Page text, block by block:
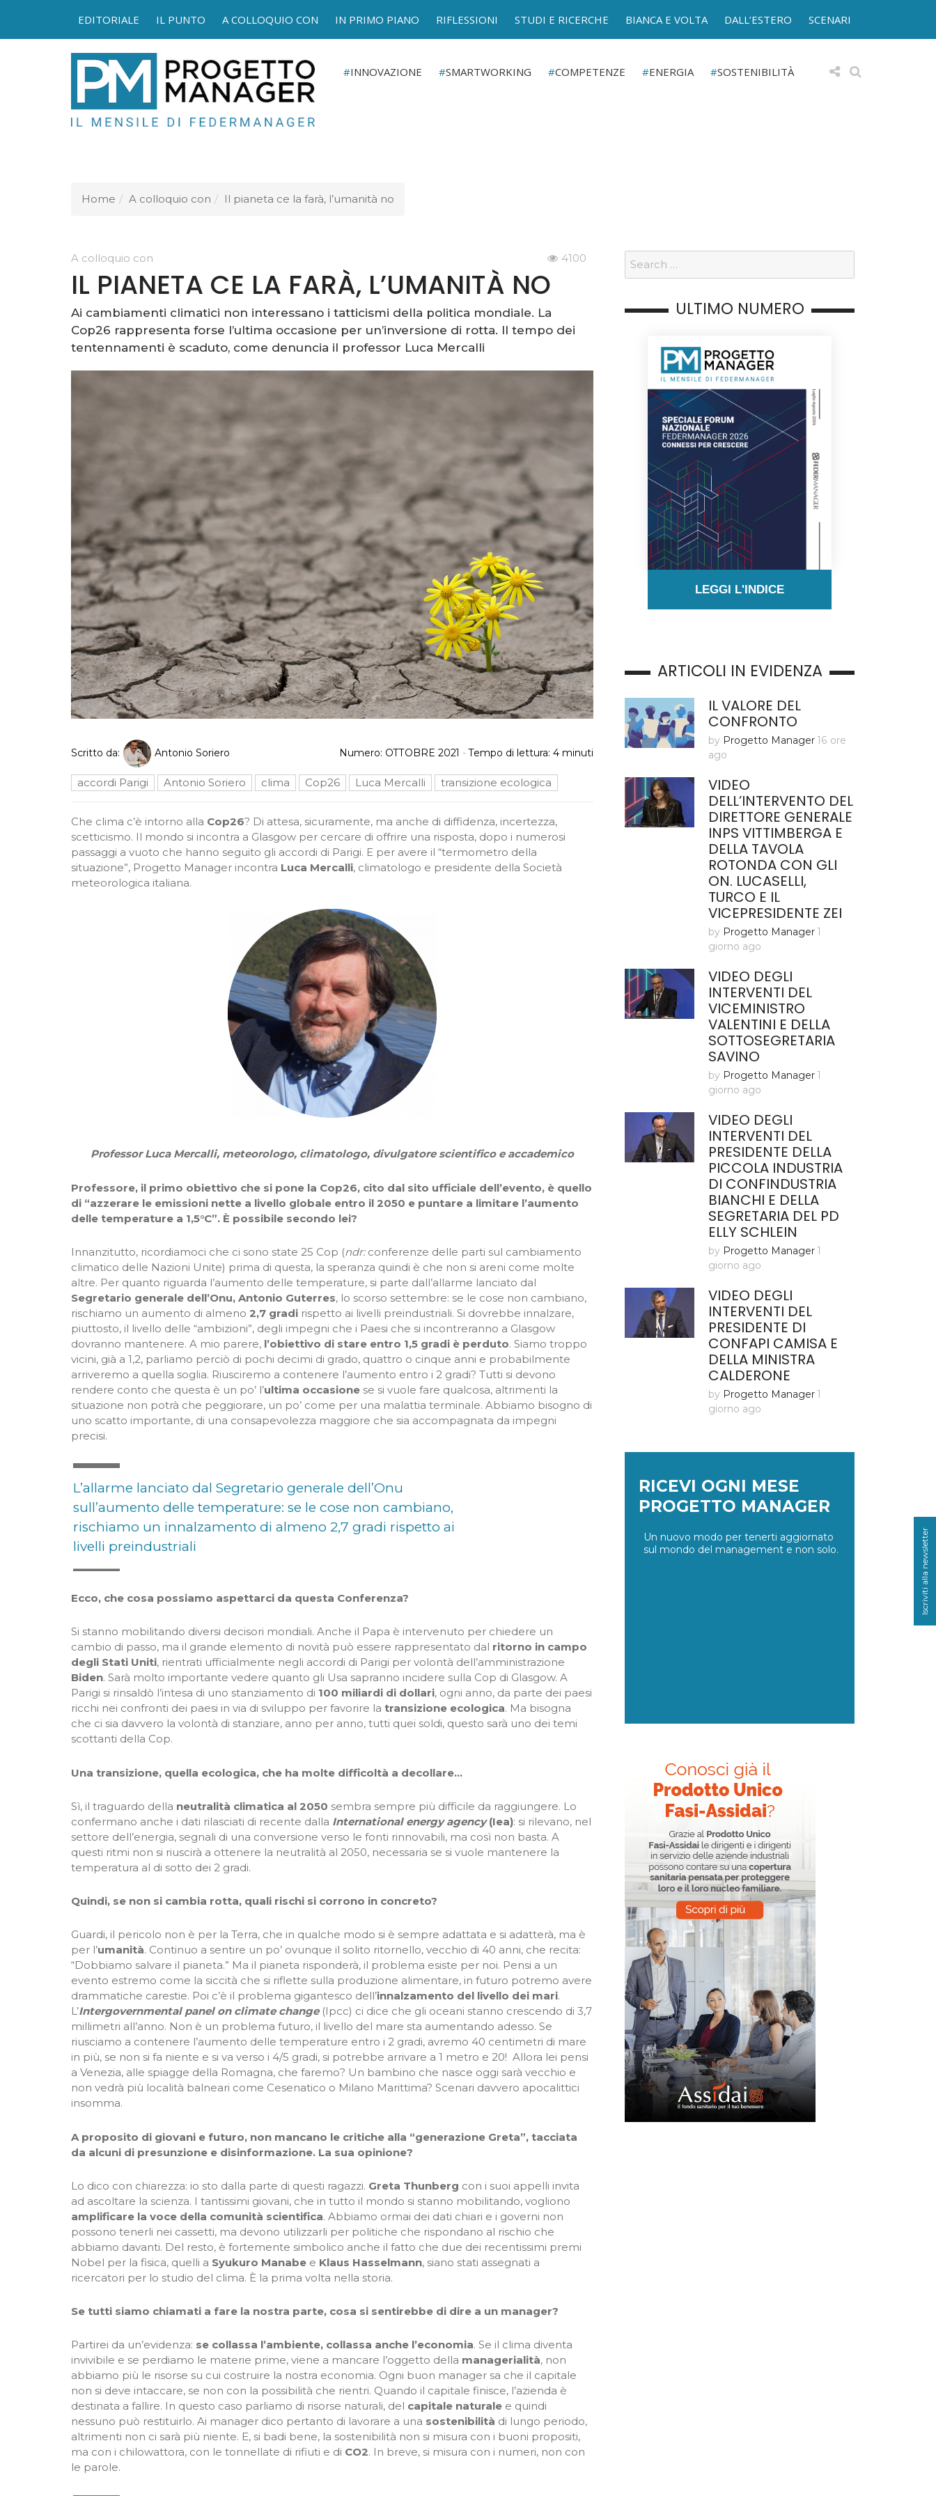
EDITORIALE IL PUNTO A COLLOQUIO CON IN PRIMO PIANO RIFLESSIONI STUDI E RICERCHE BIANCA E VOLTA DALL’ESTERO SCENARI
INNOVAZIONE SMARTWORKING COMPETENZE ENERGIA SOSTENIBILITÀ
Home A colloquio con Il pianeta ce la farà, l’umanità no
A colloquio con 4100
IL PIANETA CE LA FARÀ, L’UMANITÀ NO
Ai cambiamenti climatici non interessano i tatticismi della politica mondiale. La
Cop26 rappresenta forse l’ultima occasione per un’inversione di rotta. Il tempo dei
tentennamenti è scaduto, come denuncia il professor Luca Mercalli
Scritto da: Antonio Soriero Numero: OTTOBRE 2021 -Tempo di lettura: 4 minuti
accordi Parigi Antonio Soriero clima Cop26 Luca Mercalli transizione ecologica
Che clima c’è intorno alla Cop26? Di attesa, sicuramente, ma anche di diffidenza, incertezza,
scetticismo. Il mondo si incontra a Glasgow per cercare di offrire una risposta, dopo i numerosi
passaggi a vuoto che hanno seguito gli accordi di Parigi. E per avere il “termometro della
situazione”, Progetto Manager incontra Luca Mercalli, climatologo e presidente della Società
meteorologica italiana.
Professor Luca Mercalli, meteorologo, climatologo, divulgatore scientifico e accademico
Professore, il primo obiettivo che si pone la Cop26, cito dal sito ufficiale dell’evento, è quello
di “azzerare le emissioni nette a livello globale entro il 2050 e puntare a limitare l’aumento
delle temperature a 1,5°C”. È possibile secondo lei?
Innanzitutto, ricordiamoci che ci sono state 25 Cop (ndr:conferenze delle parti sul cambiamento
climatico delle Nazioni Unite) prima di questa, la speranza quindi è che non si areni come molte
altre. Per quanto riguarda l’aumento delle temperature, si parte dall’allarme lanciato dal
Segretario generale dell’Onu, Antonio Guterres, lo scorso settembre: se le cose non cambiano,
rischiamo un aumento di almeno 2,7 gradi rispetto ai livelli preindustriali. Si dovrebbe innalzare,
piuttosto, il livello delle “ambizioni”, degli impegni che i Paesi che si incontreranno a Glasgow
dovranno mantenere. A mio parere, l’obiettivo di stare entro 1,5 gradi è perduto. Siamo troppo
vicini, già a 1,2, parliamo perciò di pochi decimi di grado, quattro o cinque anni e probabilmente
arriveremo a quella soglia. Riusciremo a contenere l’aumento entro i 2 gradi? Tutti si devono
rendere conto che questa è un po’ l’ultima occasione se si vuole fare qualcosa, altrimenti la
situazione non potrà che peggiorare, un po’ come per una malattia terminale. Abbiamo bisogno di
uno scatto importante, di una consapevolezza maggiore che sia accompagnata da impegni
precisi.
L’allarme lanciato dal Segretario generale dell’Onu
sull’aumento delle temperature: se le cose non cambiano,
rischiamo un innalzamento di almeno 2,7 gradi rispetto ai
livelli preindustriali
Ecco, che cosa possiamo aspettarci da questa Conferenza?
Si stanno mobilitando diversi decisori mondiali. Anche il Papa è intervenuto per chiedere un
cambio di passo, ma il grande elemento di novità può essere rappresentato dal ritorno in campo
degli Stati Uniti, rientrati ufficialmente negli accordi di Parigi per volontà dell’amministrazione
Biden. Sarà molto importante vedere quanto gli Usa sapranno incidere sulla Cop di Glasgow. A
Parigi si rinsaldò l’intesa di uno stanziamento di 100 miliardi di dollari, ogni anno, da parte dei paesi
ricchi nei confronti dei paesi in via di sviluppo per favorire la transizione ecologica. Ma bisogna
che ci sia davvero la volontà di stanziare, anno per anno, tutti quei soldi, questo sarà uno dei temi
scottanti della Cop.
Una transizione, quella ecologica, che ha molte difficoltà a decollare…
Sì, il traguardo della neutralità climatica al 2050 sembra sempre più difficile da raggiungere. Lo
confermano anche i dati rilasciati di recente dalla International energy agency(Iea): si rilevano, nel
settore dell’energia, segnali di una conversione verso le fonti rinnovabili, ma così non basta. A
questi ritmi non si riuscirà a ottenere la neutralità al 2050, necessaria se si vuole mantenere la
temperatura al di sotto dei 2 gradi.
Quindi, se non si cambia rotta, quali rischi si corrono in concreto?
Guardi, il pericolo non è per la Terra, che in qualche modo si è sempre adattata e si adatterà, ma è
per l’umanità. Continuo a sentire un po’ ovunque il solito ritornello, vecchio di 40 anni, che recita:
“Dobbiamo salvare il pianeta.” Ma il pianeta risponderà, il problema esiste per noi. Pensi a un
evento estremo come la siccità che si riflette sulla produzione alimentare, in futuro potremo avere
drammatiche carestie. Poi c’è il problema gigantesco dell’innalzamento del livello dei mari.
L’Intergovernmental panel on climate change(Ipcc) ci dice che gli oceani stanno crescendo di 3,7
millimetri all’anno. Non è un problema futuro, il livello del mare sta aumentando adesso. Se
riusciamo a contenere l’aumento delle temperature entro i 2 gradi, avremo 40 centimetri di mare
in più, se non si fa niente e si va verso i 4/5 gradi, si potrebbe arrivare a 1 metro e 20! Allora lei pensi
a Venezia, alle spiagge della Romagna, che faremo? Un bambino che nasce oggi sarà vecchio e
non vedrà più località balneari come Cesenatico o Milano Marittima? Scenari davvero apocalittici
insomma.
A proposito di giovani e futuro, non mancano le critiche alla “generazione Greta”, tacciata
da alcuni di presunzione e disinformazione. La sua opinione?
Lo dico con chiarezza: io sto dalla parte di questi ragazzi. Greta Thunberg con i suoi appelli invita
ad ascoltare la scienza. I tantissimi giovani, che in tutto il mondo si stanno mobilitando, vogliono
amplificare la voce della comunità scientifica. Abbiamo ormai dei dati chiari e i governi non
possono tenerli nei cassetti, ma devono utilizzarli per politiche che rispondano al rischio che
abbiamo davanti. Del resto, è fortemente simbolico anche il fatto che due dei recentissimi premi
Nobel per la fisica, quelli a Syukuro Manabe e Klaus Hasselmann, siano stati assegnati a
ricercatori per lo studio del clima. È la prima volta nella storia.
Se tutti siamo chiamati a fare la nostra parte, cosa si sentirebbe di dire a un manager?
Partirei da un’evidenza: se collassa l’ambiente, collassa anche l’economia. Se il clima diventa
invivibile e se perdiamo le materie prime, viene a mancare l’oggetto della managerialità, non
abbiamo più le risorse su cui costruire la nostra economia. Ogni buon manager sa che il capitale
non si deve intaccare, se non con la possibilità che rientri. Quando il capitale finisce, l’azienda è
destinata a fallire. In questo caso parliamo di risorse naturali, del capitale naturale e quindi
nessuno può restituirlo. Ai manager dico pertanto di lavorare a una sostenibilità di lungo periodo,
altrimenti non ci sarà più niente. E, si badi bene, la sostenibilità non si misura con i buoni propositi,
ma con i chilowattora, con le tonnellate di rifiuti e di CO2. In breve, si misura con i numeri, non con
le parole.
ULTIMO NUMERO
LEGGI L'INDICE
ARTICOLI IN EVIDENZA
IL VALORE DEL
CONFRONTO
by Progetto Manager 16 ore
ago
VIDEO
DELL’INTERVENTO DEL
DIRETTORE GENERALE
INPS VITTIMBERGA E
DELLA TAVOLA
ROTONDA CON GLI
ON. LUCASELLI,
TURCO E IL
VICEPRESIDENTE ZEI
by Progetto Manager 1
giorno ago
VIDEO DEGLI
INTERVENTI DEL
VICEMINISTRO
VALENTINI E DELLA
SOTTOSEGRETARIA
SAVINO
by Progetto Manager 1
giorno ago
VIDEO DEGLI
INTERVENTI DEL
PRESIDENTE DELLA
PICCOLA INDUSTRIA
DI CONFINDUSTRIA
BIANCHI E DELLA
SEGRETARIA DEL PD
ELLY SCHLEIN
by Progetto Manager 1
giorno ago
VIDEO DEGLI
INTERVENTI DEL
PRESIDENTE DI
CONFAPI CAMISA E
DELLA MINISTRA
CALDERONE
by Progetto Manager 1
giorno ago
RICEVI OGNI MESE
PROGETTO MANAGER
Un nuovo modo per tenerti aggiornato
sul mondo del management e non solo.
Iscriviti alla newsletter